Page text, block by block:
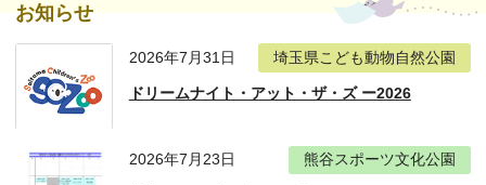
お知らせ
2026年7月31日 埼玉県こども動物自然公園
ドリームナイト・アット・ザ・ズ ー2026
2026年7月23日 熊谷スポーツ文化公園